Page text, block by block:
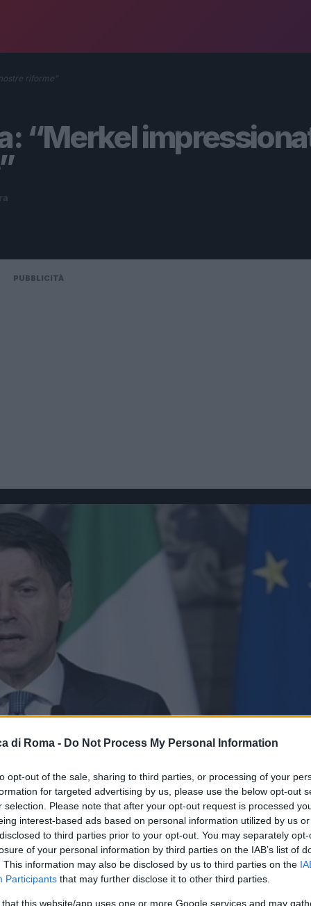
di Roma - Do Not Process My Personal Information
opt-out of the sale, sharing to third parties, or processing of your
for targeted advertising by us, please use the below opt-out
selection. Please note that after your opt-out request is processed
interest-based ads based on personal information utilized by us
to third parties prior to your opt-out. You may separately
of your personal information by third parties on the IAB’s list of
This information may also be disclosed by us to third parties on the
Participants that may further disclose it to other third parties.
that this website/app uses one or more Google services and may
riforme”
“Merkel
PUBBLICITÀ